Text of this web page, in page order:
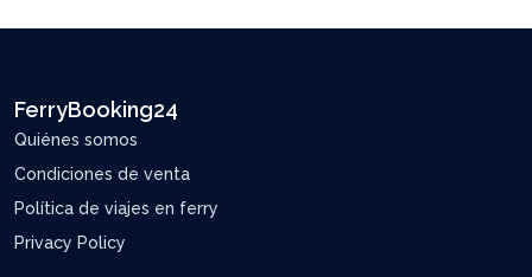
FerryBooking24
Quiénes somos
Condiciones de venta
Política de viajes en ferry
Privacy Policy